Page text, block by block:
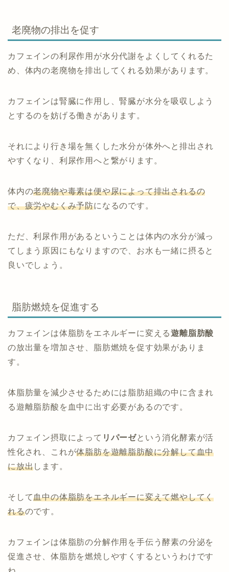
老廃物の排出を促す
カフェインの利尿作用が水分代謝をよくしてくれるた
め、体内の老廃物を排出してくれる効果があります。
カフェインは腎臓に作用し、腎臓が水分を吸収しよう
とするのを妨げる働きがあります。
それにより行き場を無くした水分が体外へと排出され
やすくなり、利尿作用へと繋がります。
体内の老廃物や毒素は便や尿によって排出されるの
で、疲労やむくみ予防になるのです。
ただ、利尿作用があるということは体内の水分が減っ
てしまう原因にもなりますので、お水も一緒に摂ると
良いでしょう。
脂肪燃焼を促進する
カフェインは体脂肪をエネルギーに変える遊離脂肪酸
の放出量を増加させ、脂肪燃焼を促す効果がありま
す。
体脂肪量を減少させるためには脂肪組織の中に含まれ
る遊離脂肪酸を血中に出す必要があるのです。
カフェイン摂取によって リパーゼという消化酵素が活
性化され、これが体脂肪を遊離脂肪酸に分解して血中
に放出します。
そして血中の体脂肪をエネルギーに変えて燃やしてく
れるのです。
カフェインは体脂肪の分解作用を手伝う酵素の分泌を
促進させ、体脂肪を燃焼しやすくするというわけです